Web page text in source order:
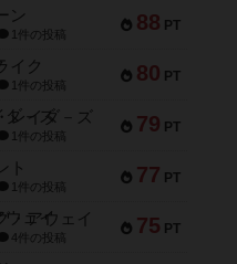
88 PT
ン
1件の投稿
80 PT
イク
1件の投稿
79 PT
レイダ－ズ
1件の投稿
77 PT
ト
1件の投稿
75 PT
・アウェイ
4件の投稿